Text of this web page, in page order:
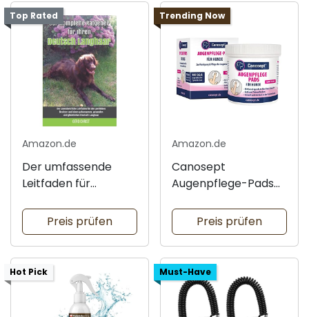
Top Rated
Amazon.de
Der umfassende
Leitfaden für
Preis prüfen
Trending Now
Amazon.de
Canosept
Augenpflege-Pads
Preis prüfen
Hot Pick Must-Have